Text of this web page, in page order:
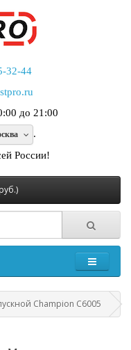
32-44
до 21:00
.
России!
Champion C6005